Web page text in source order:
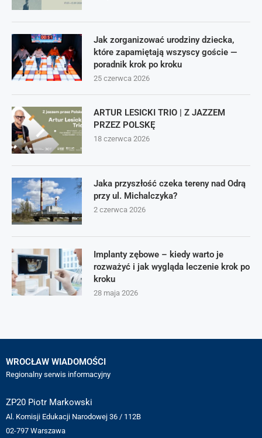
Jak zorganizować urodziny dziecka,
które zapamiętają wszyscy goście —
poradnik krok po kroku
25 czerwca 2026
ARTUR LESICKI TRIO | Z JAZZEM
PRZEZ POLSKĘ
18 czerwca 2026
Jaka przyszłość czeka tereny nad Odrą
przy ul. Michalczyka?
2 czerwca 2026
Implanty zębowe – kiedy warto je
rozważyć i jak wygląda leczenie krok po
kroku
28 maja 2026
WROCŁAW WIADOMOŚCI
Regionalny serwis informacyjny
ZP20 Piotr Markowski
Al. Komisji Edukacji Narodowej 36 / 112B
02-797 Warszawa